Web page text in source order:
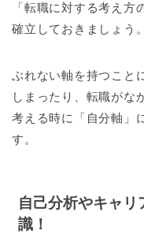
「転職に対する考え
確立しておきましょう。
ぶれない軸を持つこと
しまったり、転職がな
考える時に「自分軸」
す。
自己分析やキャ
識！